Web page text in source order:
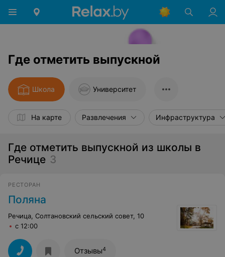
Где отметить выпускной
Школа Университет
На карте Развлечения Инфраструктура
Где отметить выпускной из школы в
Речице 3
РЕСТОРАН
Поляна
Речица, Солтановский сельский совет, 10
с 12:00
Отзывы4